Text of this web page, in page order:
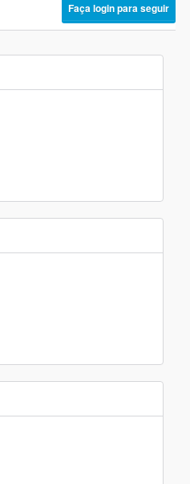
Faça login para seguir